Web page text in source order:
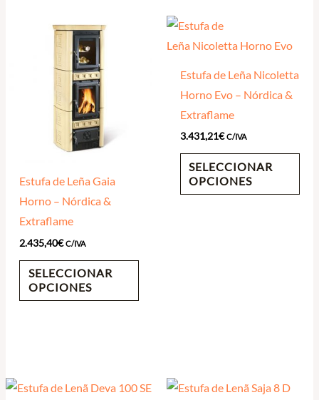
Estufa de Leña Gaia
Horno – Nórdica &
Extraflame
2.435,40€ C/IVA
SELECCIONAR
OPCIONES
Estufa de Leña Nicoletta
Horno Evo – Nórdica &
Extraflame
3.431,21€ C/IVA
SELECCIONAR
OPCIONES